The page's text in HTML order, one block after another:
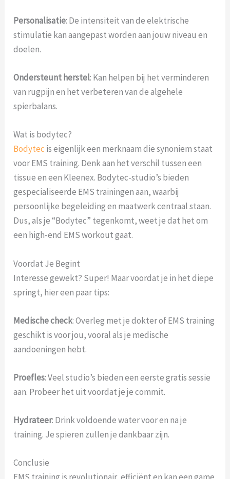
Personalisatie: De intensiteit van de elektrische
stimulatie kan aangepast worden aan jouw niveau en
doelen.
Ondersteunt herstel: Kan helpen bij het verminderen
van rugpijn en het verbeteren van de algehele
spierbalans.
Wat is bodytec?
Bodytec is eigenlijk een merknaam die synoniem staat
voor EMS training. Denk aan het verschil tussen een
tissue en een Kleenex. Bodytec-studio’s bieden
gespecialiseerde EMS trainingen aan, waarbij
persoonlijke begeleiding en maatwerk centraal staan.
Dus, als je “Bodytec” tegenkomt, weet je dat het om
een high-end EMS workout gaat.
Voordat Je Begint
Interesse gewekt? Super! Maar voordat je in het diepe
springt, hier een paar tips:
Medische check: Overleg met je dokter of EMS training
geschikt is voor jou, vooral als je medische
aandoeningen hebt.
Proefles: Veel studio’s bieden een eerste gratis sessie
aan. Probeer het uit voordat je je commit.
Hydrateer: Drink voldoende water voor en na je
training. Je spieren zullen je dankbaar zijn.
Conclusie